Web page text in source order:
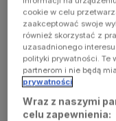
(see the
browser
console for
cookie w celu
zaakceptować swoje
również skorzystać z
uzasadnionego
polityki prywatności. Te
partnerom i nie będą
prywatności
Wraz z naszymi
celu zapewnienia: